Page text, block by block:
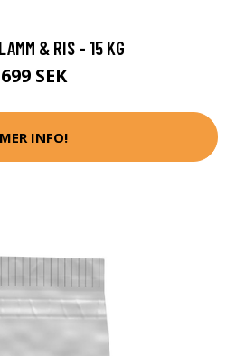
& RIS - 15 KG
699 SEK
MER INFO!